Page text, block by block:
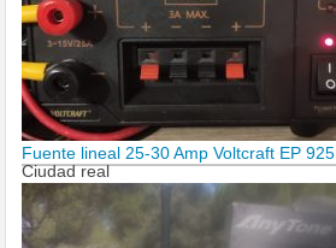
Fuente lineal 25-30 Amp Voltcraft EP 925
Ciudad real